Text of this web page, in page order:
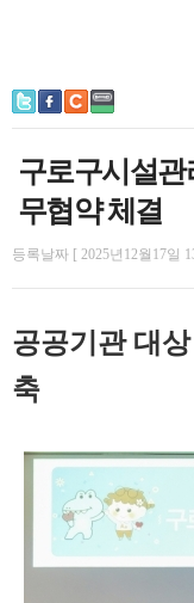
구로구시설관
무협약 체결
등록날짜 [ 2025년12월17일
공공기관 대
축